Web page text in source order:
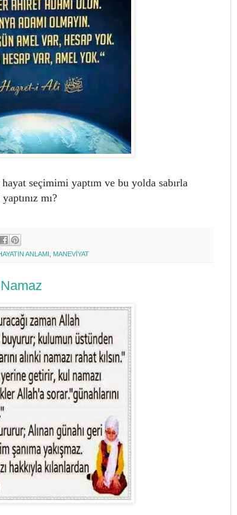
seçimimi yaptım ve bu yolda sabırla
mı?
ANLAMI MANEVİYAT